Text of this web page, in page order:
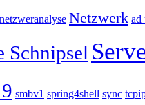
netzweranalyse Netzwerk ad
Schnipsel
smbv1 spring4shell sync